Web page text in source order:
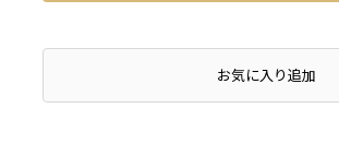
お気に入り追加